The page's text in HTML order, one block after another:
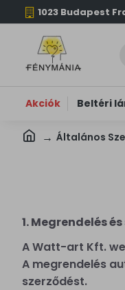
1023 Budapest
Akciók Beltéri
Általános
1. Megrendelés
A Watt-art Kft.
A megrendelés
szerződést.